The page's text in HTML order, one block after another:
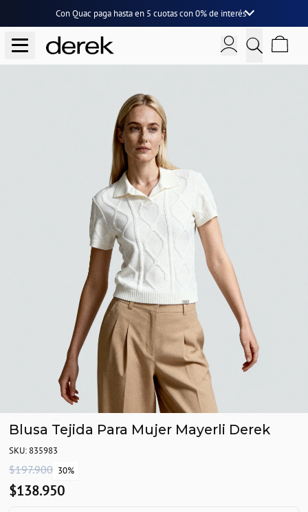
Con Quac paga hasta en 5 cuotascon0% de interés
Blusa Tejida Para Mujer Mayerli Derek
SKU: 835983
$197.900 30%
$138.950